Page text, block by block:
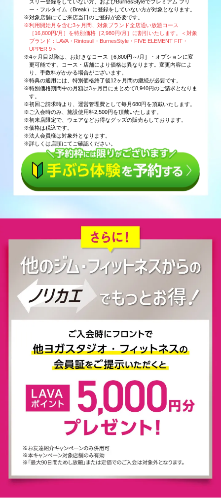
スリー登録をしていない方、およびBurnesStyleでプレミアム フリ
ー・フルタイム（Break）に登録をしていない方が対象となります。
※対象店舗にてご来店当日のご登録が必要です。
※利用開始月を含む3ヶ月間、対象ブランド全店通い放題コース
［16,800円/月］を特別価格［2,980円/月］に割引いたします。＜対象
ブランド：LAVA・Rintosull・BurnesStyle・FIVE ELEMENT FIT・
UPPER 9＞
※4ヶ月目以降は、お好きなコース［6,800円～/月］・オプションに変
更可能です。コース・店舗により価格は異なります。変更内容によ
り、手数料がかかる場合がございます。
※特典の適用には、特別価格終了後12ヶ月間の継続が必要です。
※特別価格期間中の月額は3ヶ月目にまとめて8,940円のご請求となりま
す。
※初回ご請求時より、運営管理費として毎月680円を頂戴いたします。
※ご入会時のみ、施設使用料2,500円を頂戴いたします。
※初来店限定で、ウェアなどお得なグッズの販売もしております。
※価格は税込です。
※法人会員様は対象外となります。
※詳しくは店頭にてご確認ください。